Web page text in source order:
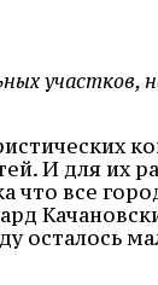
И для их
что все
осталось